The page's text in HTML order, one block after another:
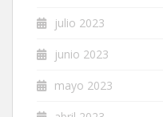
julio 2023
junio 2023
mayo 2023